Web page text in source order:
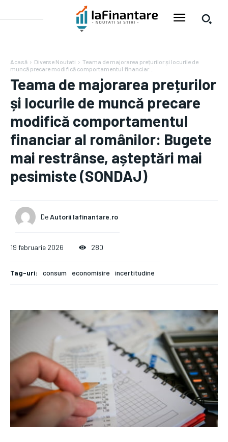
Acasă Diverse Noutati
Teama de majorarea prețurilor și locurile de
muncă precare modifică comportamentul financiar...
Teama de majorarea prețurilor
și locurile de muncă precare
modifică comportamentul
financiar al românilor: Bugete
mai restrânse, așteptări mai
pesimiste (SONDAJ)
DeAutorii Iafinantare.ro
19 februarie 2026 280
Tag-uri: consum economisire incertitudine